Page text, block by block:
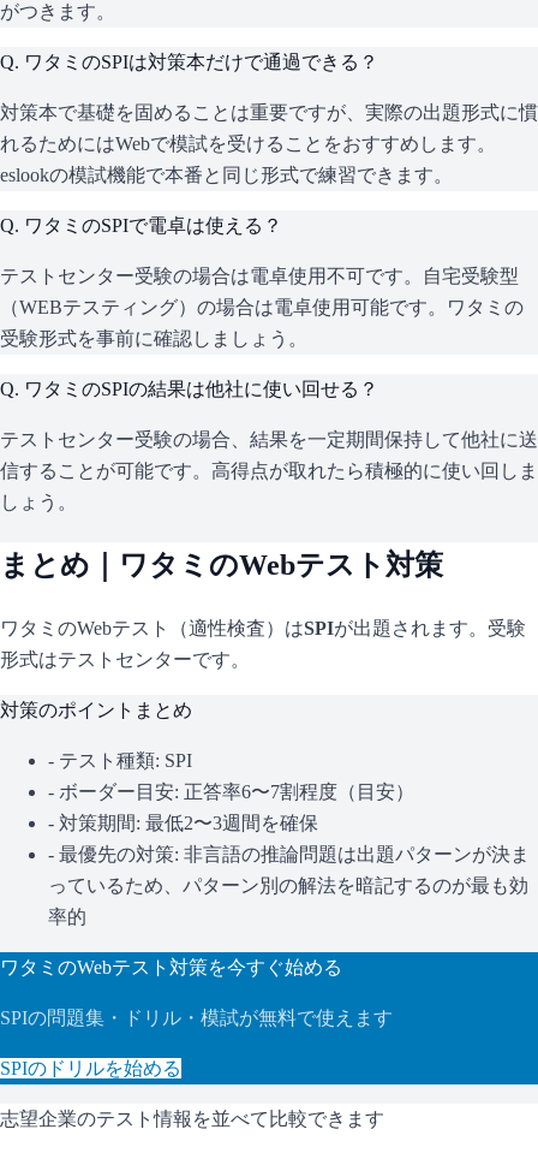
がつきます。
Q. ワタミのSPIは対策本だけで通過できる？
対策本で基礎を固めることは重要ですが、実際の出題形式に慣
れるためにはWebで模試を受けることをおすすめします。
eslookの模試機能で本番と同じ形式で練習できます。
Q. ワタミのSPIで電卓は使える？
テストセンター受験の場合は電卓使用不可です。自宅受験型
（WEBテスティング）の場合は電卓使用可能です。ワタミの
受験形式を事前に確認しましょう。
Q. ワタミのSPIの結果は他社に使い回せる？
テストセンター受験の場合、結果を一定期間保持して他社に送
信することが可能です。高得点が取れたら積極的に使い回しま
しょう。
まとめ｜ ワタミ のWebテスト対策
ワタミ のWebテスト（適性検査）はSPIが出題されます。 受験
形式はテストセンターです。
対策のポイントまとめ
- テスト種類: SPI
- ボーダー目安: 正答率6〜7割程度（目安）
- 対策期間: 最低2〜3週間を確保
- 最優先の対策: 非言語の推論問題は出題パターンが決ま
っているため、パターン別の解法を暗記するのが最も効
率的
ワタミ のWebテスト対策を今すぐ始める
SPIの問題集・ドリル・模試が無料で使えます
SPIのドリルを始める
志望企業のテスト情報を並べて比較できます